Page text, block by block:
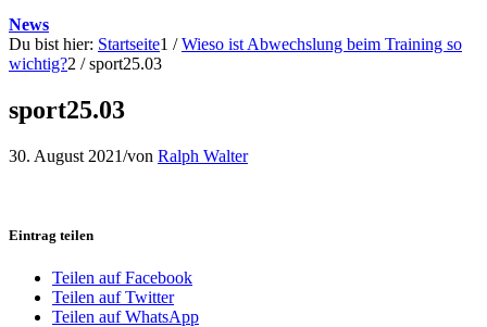
News
Du bist hier: Startseite1 / Wieso ist Abwechslung beim Training so
wichtig?2 / sport25.03
sport25.03
30. August 2021/von Ralph Walter
Eintrag teilen
Teilen auf Facebook
Teilen auf Twitter
Teilen auf WhatsApp